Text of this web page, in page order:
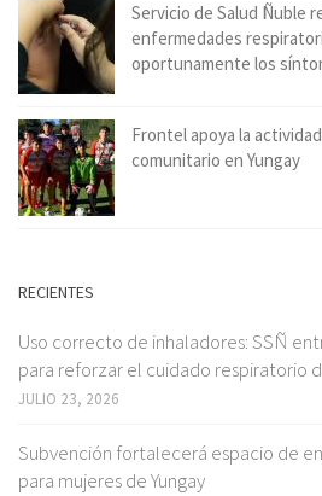
Servicio de Salud Ñuble
enfermedades
oportunamente los
Frontel apoya la
comunitario en Yungay
RECIENTES
Uso correcto de inhaladores: SSÑ
para reforzar el cuidado respiratorio
JULIO 23, 2026
Subvención fortalecerá espacio de
para mujeres de Yungay